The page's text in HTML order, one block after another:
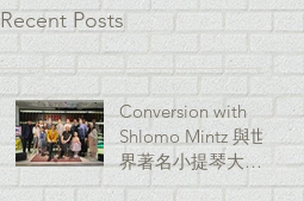
Recent Posts
Conversion with
Shlomo Mintz 與世
界著名小提琴大師
對話